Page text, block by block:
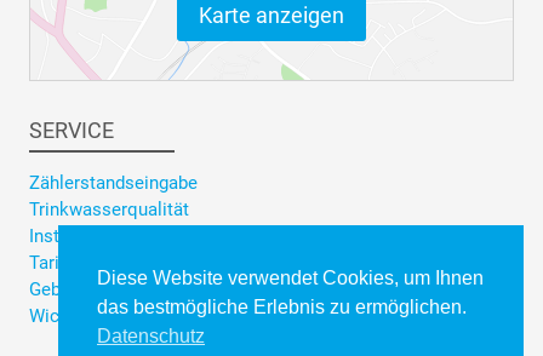
Karte anzeigen
SERVICE
Zählerstandseingabe
Trinkwasserqualität
Installateursuche
Tarifrechner Trinkwasser
Gebührenrechner Abwasser
Wichtige Formulare
Diese Website verwendet Cookies, um Ihnen
das bestmögliche Erlebnis zu ermöglichen.
Datenschutz